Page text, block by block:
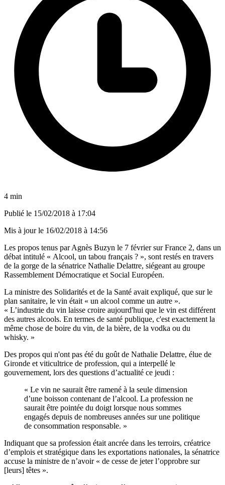
4 min
Publié le 15/02/2018 à 17:04
Mis à jour le 16/02/2018 à 14:56
Les propos tenus par Agnès Buzyn le 7 février sur France 2, dans un
débat intitulé « Alcool, un tabou français ? », sont restés en travers
de la gorge de la sénatrice Nathalie Delattre, siégeant au groupe
Rassemblement Démocratique et Social Européen.
La ministre des Solidarités et de la Santé avait expliqué, que sur le
plan sanitaire, le vin était « un alcool comme un autre ».
« L’industrie du vin laisse croire aujourd'hui que le vin est différent
des autres alcools. En termes de santé publique, c'est exactement la
même chose de boire du vin, de la bière, de la vodka ou du
whisky. »
Des propos qui n'ont pas été du goût de Nathalie Delattre, élue de
Gironde et viticultrice de profession, qui a interpellé le
gouvernement, lors des questions d’actualité ce jeudi :
« Le vin ne saurait être ramené à la seule dimension
d’une boisson contenant de l’alcool. La profession ne
saurait être pointée du doigt lorsque nous sommes
engagés depuis de nombreuses années sur une politique
de consommation responsable. »
Indiquant que sa profession était ancrée dans les terroirs, créatrice
d’emplois et stratégique dans les exportations nationales, la sénatrice
accuse la ministre de n’avoir « de cesse de jeter l’opprobre sur
[leurs] têtes ».